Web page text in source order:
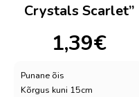
Crystals Scarlet”
1,39€
Punane õis
Kõrgus kuni 15cm